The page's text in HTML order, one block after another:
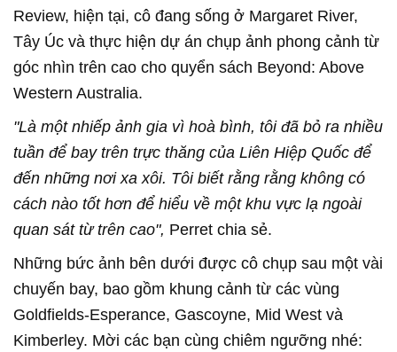
Review, hiện tại, cô đang sống ở Margaret River,
Tây Úc và thực hiện dự án chụp ảnh phong cảnh từ
góc nhìn trên cao cho quyển sách Beyond: Above
Western Australia.
"Là một nhiếp ảnh gia vì hoà bình, tôi đã bỏ ra nhiều
tuần để bay trên trực thăng của Liên Hiệp Quốc để
đến những nơi xa xôi. Tôi biết rằng rằng không có
cách nào tốt hơn để hiểu về một khu vực lạ ngoài
quan sát từ trên cao", Perret chia sẻ.
Những bức ảnh bên dưới được cô chụp sau một vài
chuyến bay, bao gồm khung cảnh từ các vùng
Goldfields-Esperance, Gascoyne, Mid West và
Kimberley. Mời các bạn cùng chiêm ngưỡng nhé: